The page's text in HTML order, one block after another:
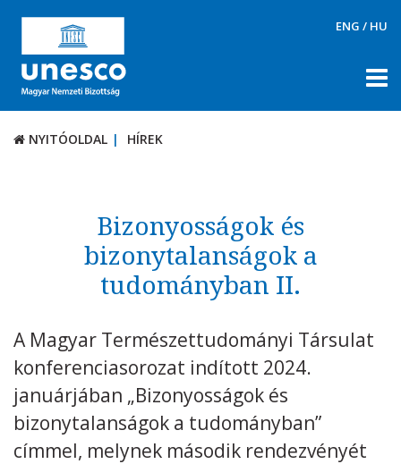
ENG / HU
NYITÓOLDAL HÍREK
DOKUMENTUMTÁR
PÁLYÁZATOK / DÍJAK
Kövess minket unescohungary
NYITÓOLDAL HÍREK
Bizonyosságok és
bizonytalanságok a
tudományban II.
A Magyar Természettudományi Társulat
konferenciasorozat indított 2024.
januárjában „Bizonyosságok és
bizonytalanságok a tudományban”
címmel, melynek második rendezvényét